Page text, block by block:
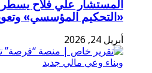
المستشار علي فلاح يسطر
«التحكيم المؤسسي»
أبريل 24, 2026